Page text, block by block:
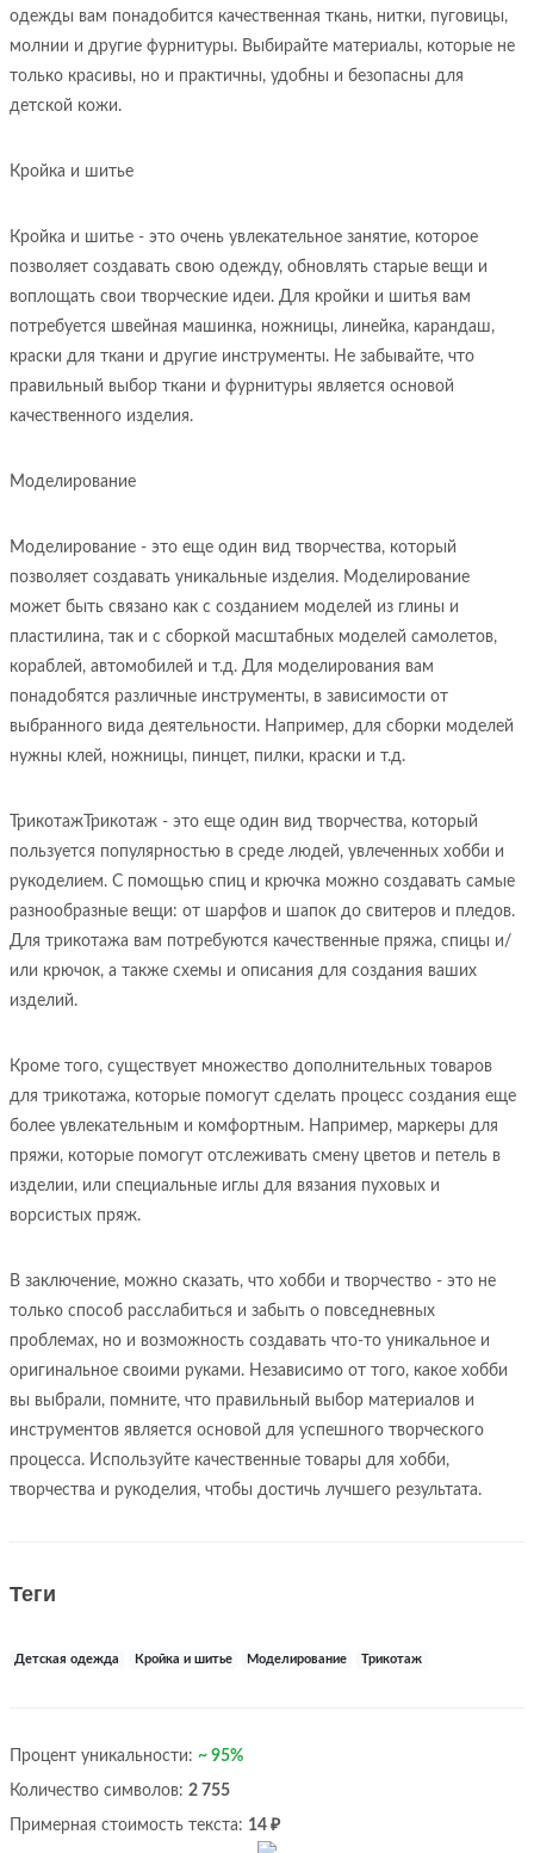
одежды вам понадобится качественная ткань, нитки, пуговицы,
молнии и другие фурнитуры. Выбирайте материалы, которые не
только красивы, но и практичны, удобны и безопасны для
детской кожи.
Кройка и шитье
Кройка и шитье - это очень увлекательное занятие, которое
позволяет создавать свою одежду, обновлять старые вещи и
воплощать свои творческие идеи. Для кройки и шитья вам
потребуется швейная машинка, ножницы, линейка, карандаш,
краски для ткани и другие инструменты. Не забывайте, что
правильный выбор ткани и фурнитуры является основой
качественного изделия.
Моделирование
Моделирование - это еще один вид творчества, который
позволяет создавать уникальные изделия. Моделирование
может быть связано как с созданием моделей из глины и
пластилина, так и с сборкой масштабных моделей самолетов,
кораблей, автомобилей и т.д. Для моделирования вам
понадобятся различные инструменты, в зависимости от
выбранного вида деятельности. Например, для сборки моделей
нужны клей, ножницы, пинцет, пилки, краски и т.д.
ТрикотажТрикотаж - это еще один вид творчества, который
пользуется популярностью в среде людей, увлеченных хобби и
рукоделием. С помощью спиц и крючка можно создавать самые
разнообразные вещи: от шарфов и шапок до свитеров и пледов.
Для трикотажа вам потребуются качественные пряжа, спицы и/
или крючок, а также схемы и описания для создания ваших
изделий.
Кроме того, существует множество дополнительных товаров
для трикотажа, которые помогут сделать процесс создания еще
более увлекательным и комфортным. Например, маркеры для
пряжи, которые помогут отслеживать смену цветов и петель в
изделии, или специальные иглы для вязания пуховых и
ворсистых пряж.
В заключение, можно сказать, что хобби и творчество - это не
только способ расслабиться и забыть о повседневных
проблемах, но и возможность создавать что-то уникальное и
оригинальное своими руками. Независимо от того, какое хобби
вы выбрали, помните, что правильный выбор материалов и
инструментов является основой для успешного творческого
процесса. Используйте качественные товары для хобби,
творчества и рукоделия, чтобы достичь лучшего результата.
Теги
Детская одежда Кройка и шитье Моделирование Трикотаж
Процент уникальности: ~ 95%
Количество символов: 2 755
Примерная стоимость текста: 14 ₽